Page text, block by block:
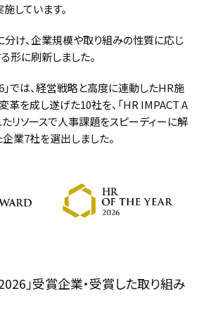
しています。
分け、企業規模や取り組みの性質に応じ
形に刷新しました。
」では、経営戦略と高度に連動したHR施
革を成し遂げた10社を、「HR IMPACT A
リソースで人事課題をスピーディーに解
業7社を選出しました。
」受賞企業・受賞した取り組み